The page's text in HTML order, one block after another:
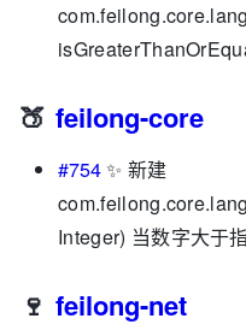
🍑 feilong-core
#754✨ 新建
Integer) 当数字大于
🍷 feilong-net